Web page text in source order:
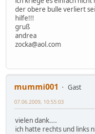
der obere bulle verliert
hilfe!!!
gruß
andrea
zocka@aol.com
mummi001
Gast
07.06.2009, 10:55:03
vielen dank....
ich hatte rechts und links